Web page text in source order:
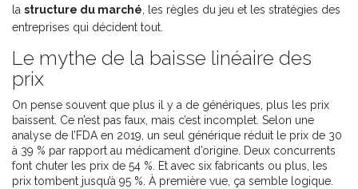
la structure du marché , les règles du jeu et les stratégies des
entreprises qui décident tout.
Le mythe de la baisse linéaire des
prix
On pense souvent que plus il y a de génériques, plus les prix
baissent. Ce n’est pas faux, mais c’est incomplet. Selon une
analyse de l’FDA en 2019, un seul générique réduit le prix de 30
à 39 % par rapport au médicament d’origine. Deux concurrents
font chuter les prix de 54 %. Et avec six fabricants ou plus, les
prix tombent jusqu’à 95 %. À première vue, ça semble logique.